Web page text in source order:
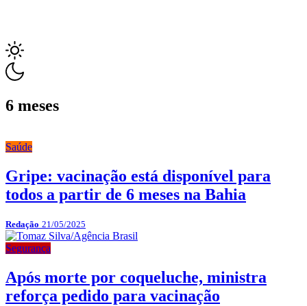
6 meses
Saúde
Gripe: vacinação está disponível para
todos a partir de 6 meses na Bahia
Redação 21/05/2025
Segurança
Após morte por coqueluche, ministra
reforça pedido para vacinação